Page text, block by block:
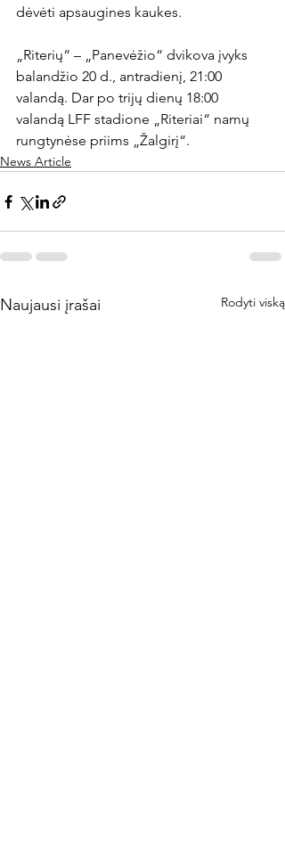
dėvėti apsaugines kaukes.
„Riterių“ – „Panevėžio“ dvikova įvyks
balandžio 20 d., antradienį, 21:00
valandą. Dar po trijų dienų 18:00
valandą LFF stadione „Riteriai“ namų
rungtynėse priims „Žalgirį“.
News Article
Naujausi įrašai Rodyti viską